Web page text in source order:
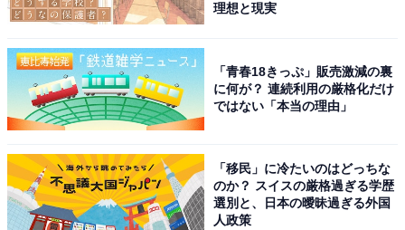
理想と現実
「青春18きっぷ」販売激減の裏
に何が？ 連続利用の厳格化だけ
ではない「本当の理由」
「移民」に冷たいのはどっちな
のか？ スイスの厳格過ぎる学歴
選別と、日本の曖昧過ぎる外国
人政策